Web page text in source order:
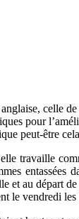
celle
pour
peut-être
travaille
entassées
et au départ
le vendredi